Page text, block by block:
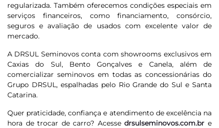
regularizada. Também oferecemos condições especiais em
serviços financeiros, como financiamento, consórcio,
seguros e avaliação de usados com excelente valor de
mercado.
A DRSUL Seminovos conta com showrooms exclusivos em
Caxias do Sul, Bento Gonçalves e Canela, além de
comercializar seminovos em todas as concessionárias do
Grupo DRSUL, espalhadas pelo Rio Grande do Sul e Santa
Catarina.
Quer praticidade, confiança e atendimento de excelência na
hora de trocar de carro? Acessedrsulseminovos.com.br e